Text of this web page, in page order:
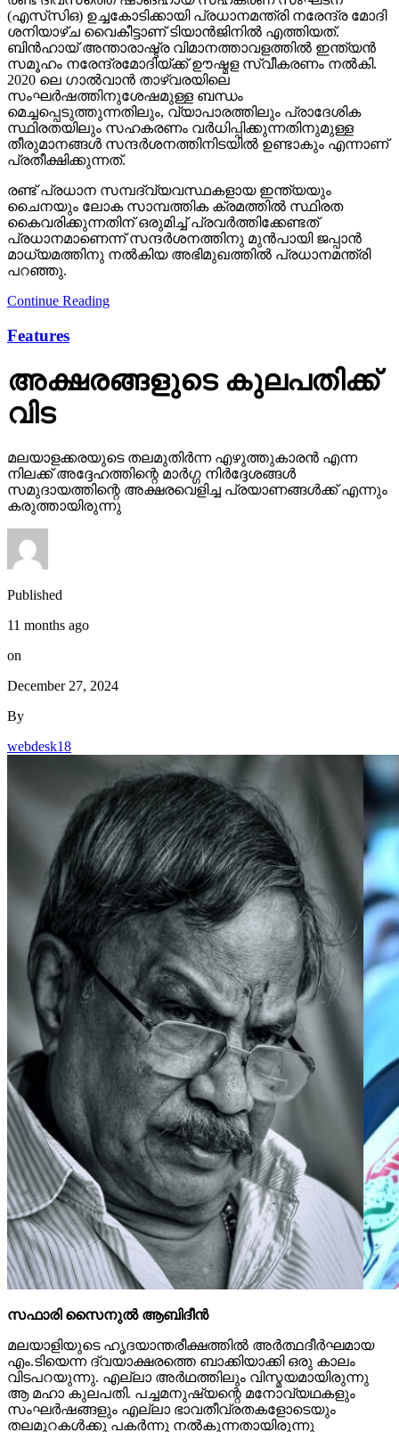
(എസ്‌സി‌ഒ) ഉച്ചകോടിക്കായി പ്രധാനമന്ത്രി നരേന്ദ്ര മോദി
ശനിയാഴ്ച വൈകീട്ടാണ് ടിയാൻജിനിൽ എത്തിയത്.
ബിൻഹായ് അന്താരാഷ്ട്ര വിമാനത്താവളത്തിൽ ഇന്ത്യൻ
സമൂഹം നരേന്ദ്രമോദിയ്ക്ക് ഊഷ്മള സ്വീകരണം നൽകി.
2020 ലെ ഗാൽവാൻ താഴ്‌വരയിലെ
സംഘർഷത്തിനുശേഷമുള്ള ബന്ധം
മെച്ചപ്പെടുത്തുന്നതിലും, വ്യാപാരത്തിലും പ്രാദേശിക
സ്ഥിരതയിലും സഹകരണം വർധിപ്പിക്കുന്നതിനുമുള്ള
തീരുമാനങ്ങൾ സന്ദർശനത്തിനിടയിൽ ഉണ്ടാകും എന്നാണ്
പ്രതീക്ഷിക്കുന്നത്.
രണ്ട് പ്രധാന സമ്പദ്‌വ്യവസ്ഥകളായ ഇന്ത്യയും
ചൈനയും ലോക സാമ്പത്തിക ക്രമത്തിൽ സ്ഥിരത
കൈവരിക്കുന്നതിന് ഒരുമിച്ച് പ്രവർത്തിക്കേണ്ടത്
പ്രധാനമാണെന്ന് സന്ദർശനത്തിനു മുൻപായി ജപ്പാൻ
മാധ്യമത്തിനു നൽകിയ അഭിമുഖത്തിൽ പ്രധാനമന്ത്രി
പറഞ്ഞു.
Continue Reading
Features
അക്ഷരങ്ങളുടെ കുലപതിക്ക്
വിട
മലയാളക്കരയുടെ തലമുതിര്‍ന്ന എഴുത്തുകാരന്‍ എന്ന
നിലക്ക് അദ്ദേഹത്തിന്റെ മാര്‍ഗ്ഗ നിര്‍ദ്ദേശങ്ങള്‍
സമുദായത്തിന്റെ അക്ഷരവെളിച്ച പ്രയാണങ്ങള്‍ക്ക് എന്നും
കരുത്തായിരുന്നു
Published
11 months ago
on
December 27, 2024
By
webdesk18
സഫാരി സൈനുല്‍ ആബിദീന്‍
മലയാളിയുടെ ഹൃദയാന്തരീക്ഷത്തില്‍ അര്‍ത്ഥദീര്‍ഘമായ
എം.ടിയെന്ന ദ്വയാക്ഷരത്തെ ബാക്കിയാക്കി ഒരു കാലം
വിടപറയുന്നു. എല്ലാ അര്‍ഥത്തിലും വിസ്മയമായിരുന്നു
ആ മഹാ കുലപതി. പച്ചമനുഷ്യന്റെ മനോവ്യഥകളും
സംഘര്‍ഷങ്ങളും എല്ലാ ഭാവതീവ്രതകളോടെയും
തലമുറകള്‍ക്കു പകര്‍ന്നു നല്‍കുന്നതായിരുന്നു